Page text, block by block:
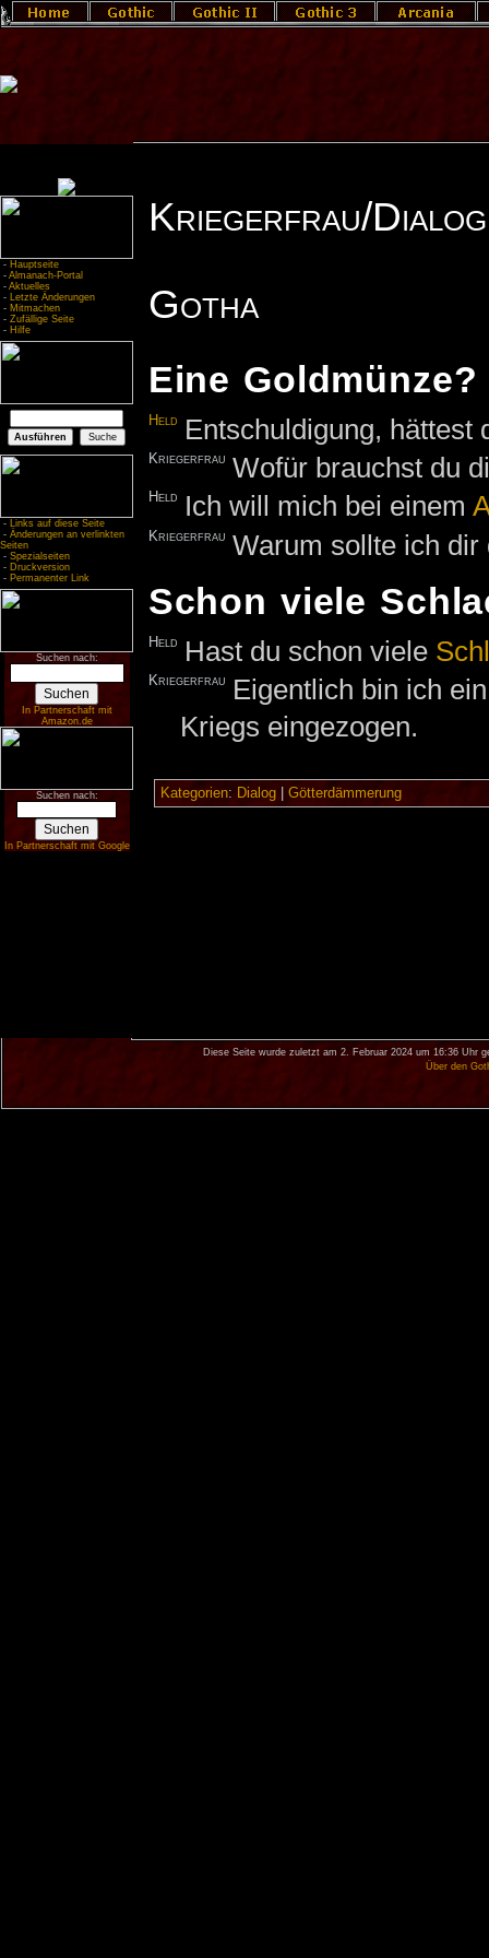
- Hauptseite
- Almanach-Portal
- Aktuelles
- Letzte Änderungen
- Mitmachen
- Zufällige Seite
- Hilfe
- Links auf diese Seite
- Änderungen an verlinkten
Seiten
- Spezialseiten
- Druckversion
- Permanenter Link
Suchen nach:
In Partnerschaft mit
Amazon.de
Suchen nach:
In Partnerschaft mit Google
Kriegerfrau/
Gotha
Eine Goldmünze?
Held Entschuldigung, hättest
Kriegerfrau Wofür brauchst du
Held Ich will mich bei einem
Kriegerfrau Warum sollte ich
Schon viele
Held Hast du schon viele
Kriegerfrau
Eigentlich bin ich
Kriegs eingezogen.
Kategorien: Dialog| Götterdämmerung
Diese Seite wurde zuletzt am 2. Februar 2024 um 16:36 Uhr
Über den